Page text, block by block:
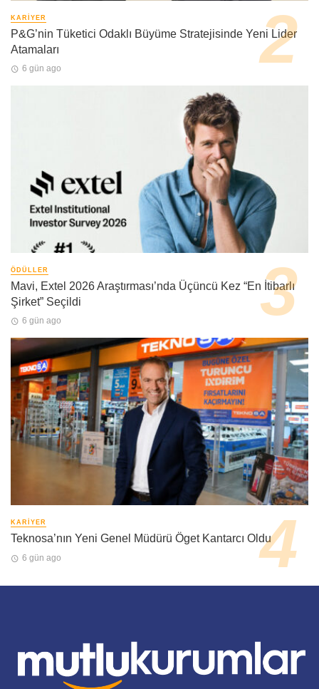
KARIYER
P&G’nin Tüketici Odaklı Büyüme Stratejisinde Yeni Lider
Atamaları
6 gün ago
ÖDÜLLER
Mavi, Extel 2026 Araştırması’nda Üçüncü Kez “En İtibarlı
Şirket” Seçildi
6 gün ago
KARIYER
Teknosa’nın Yeni Genel Müdürü Öget Kantarcı Oldu
6 gün ago